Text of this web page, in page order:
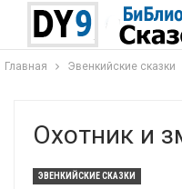
Главная Эвенкийские сказки
Охотник и
ЭВЕНКИЙСКИЕ СКАЗКИ